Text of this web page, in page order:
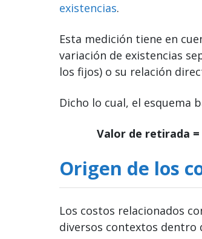
existencias.
Esta medición tiene en
variación de existencias
los fijos) o su relación
Dicho lo cual, el esquema
Valor de retirada
Origen de los
Los costos relacionados
diversos contextos dentro